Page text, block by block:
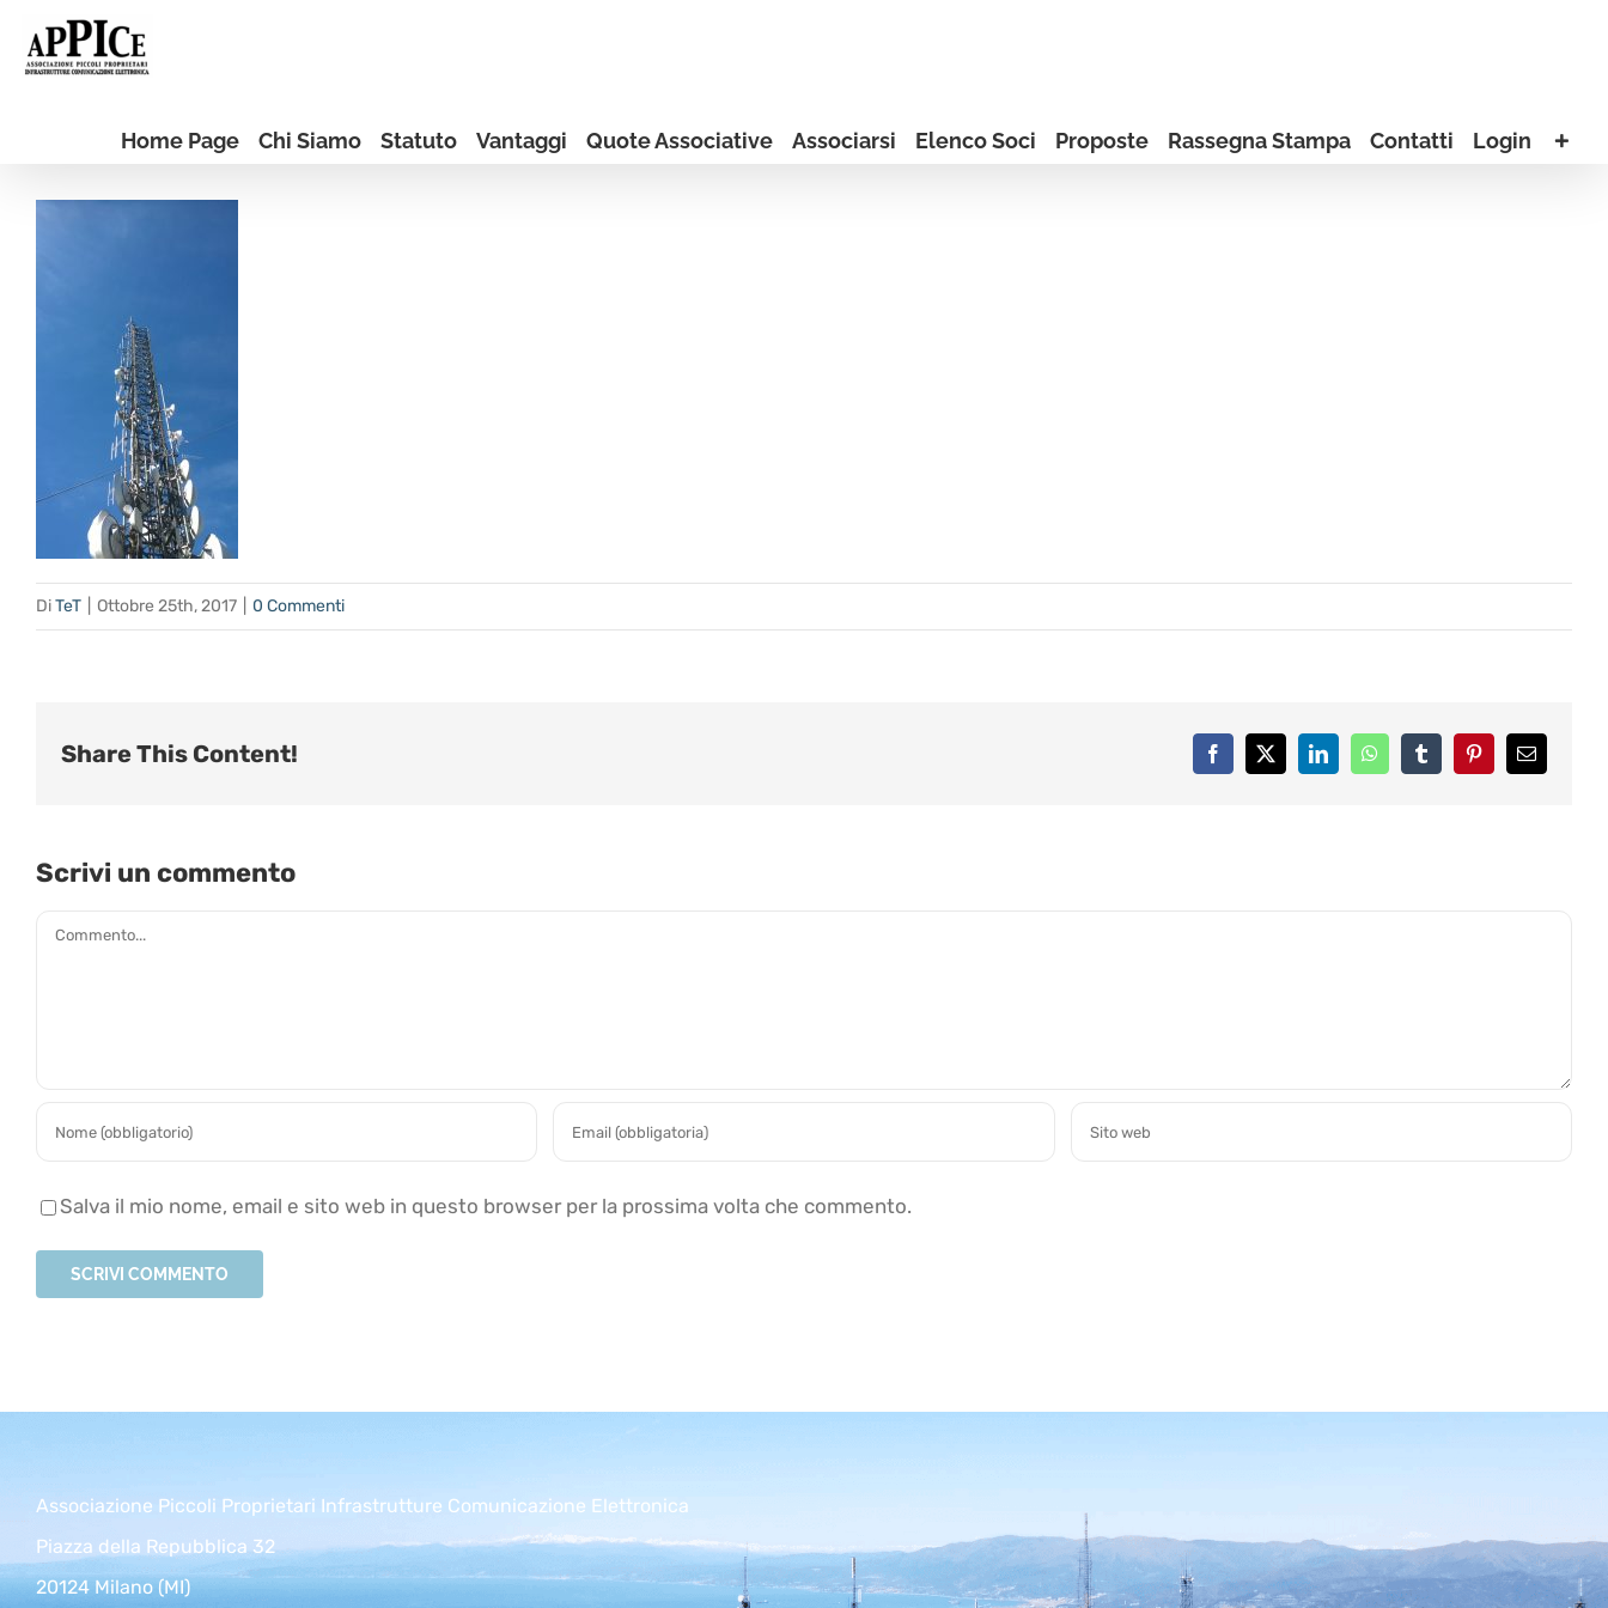
Home Page Chi Siamo Statuto Vantaggi Quote Associative Associarsi Elenco Soci Proposte Rassegna Stampa Contatti Login
DiTeT Ottobre 25th, 2017 0 Commenti
Share This Content! Facebook
X LinkedInWhatsAppTumblrPinterestEmail
Scrivi un commento
Commento
Salva il mio nome, email e sito web in questo browser per la prossima volta che commento.
Associazione Piccoli Proprietari Infrastrutture Comunicazione Elettronica
Piazza della Repubblica 32
20124 Milano (MI)